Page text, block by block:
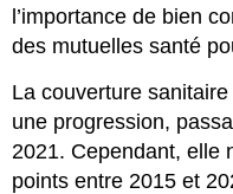
l’importance de bien
des mutuelles santé
La couverture
une progression,
2021. Cependant, elle
points entre 2015 et